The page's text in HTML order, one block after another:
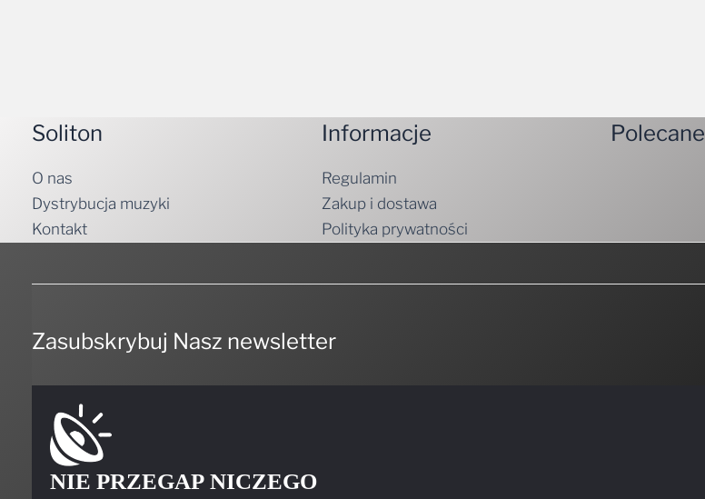
Soliton
O nas
Dystrybucja muzyki
Kontakt
Informacje
Regulamin
Zakup i dostawa
Polityka prywatności
Polecane
Zasubskrybuj Nasz newsletter
NIE PRZEGAP NICZEGO